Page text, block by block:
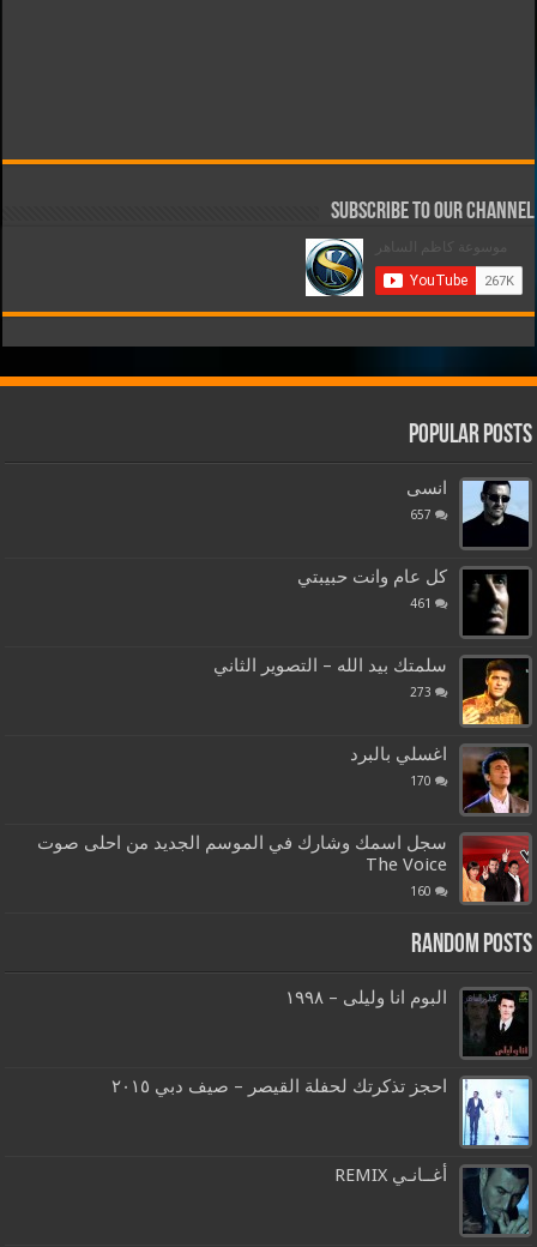
Subscribe to our Channel
Popular Posts
انسى
657
كل عام وانت حبيبتي
461
سلمتك بيد الله – التصوير الثاني
273
اغسلي بالبرد
170
سجل اسمك وشارك في الموسم الجديد من احلى صوت
The Voice
160
Random Posts
البوم انا وليلى – ١٩٩٨
احجز تذكرتك لحفلة القيصر – صيف دبي ٢٠١٥
أغــانـي REMIX